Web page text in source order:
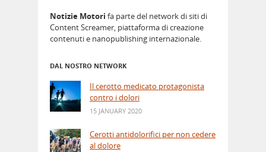
Notizie Motori fa parte del network di siti di
Content Screamer, piattaforma di creazione
contenuti e nanopublishing internazionale.
DAL NOSTRO NETWORK
Il cerotto medicato protagonista
contro i dolori
15 JANUARY 2020
Cerotti antidolorifici per non cedere
al dolore